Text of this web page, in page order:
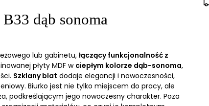
dąb sonoma
lub gabinetu,łączący funkcjonalność z
płyty MDF w ciepłym kolorze dąb-sonoma,
Szklany blat dodaje elegancji i nowoczesności,
Biurko jest nie tylko miejscem do pracy, ale
podkreślającym jego nowoczesny charakter. Poza